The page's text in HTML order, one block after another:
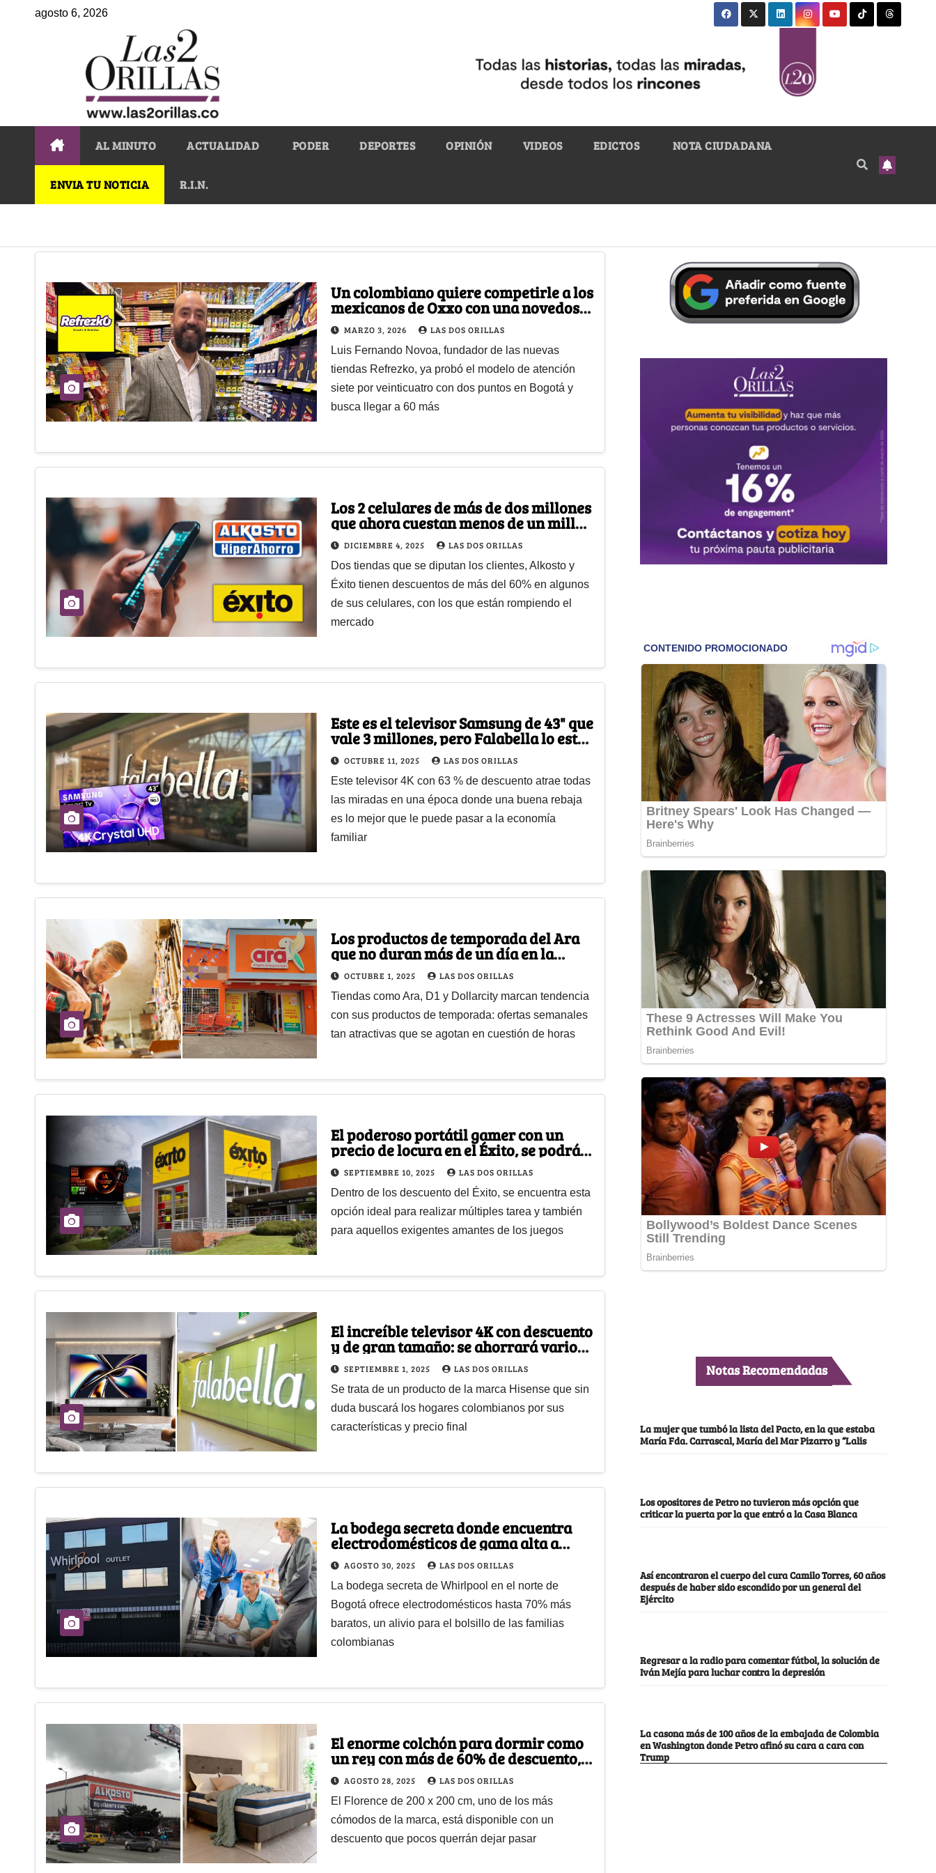
agosto 6, 2026
AL MINUTO ACTUALIDAD PODER DEPORTES OPINIÓN VIDEOS EDICTOS NOTA CIUDADANA
ENVIA TU NOTICIA R.I.N.
Un colombiano quiere competirle a los
mexicanos de Oxxo con una novedosa
propuesta
MARZO 3, 2026 LAS DOS ORILLAS
Luis Fernando Novoa, fundador de las nuevas
tiendas Refrezko, ya probó el modelo de atención
siete por veinticuatro con dos puntos en Bogotá y
busca llegar a 60 más
Los 2 celulares de más de dos millones
que ahora cuestan menos de un millón
con rebajas del %60
DICIEMBRE 4, 2025 LAS DOS ORILLAS
Dos tiendas que se diputan los clientes, Alkosto y
Éxito tienen descuentos de más del 60% en algunos
de sus celulares, con los que están rompiendo el
mercado
Este es el televisor Samsung de 43" que
vale 3 millones, pero Falabella lo está
dejando en $1 millón
OCTUBRE 11, 2025 LAS DOS ORILLAS
Este televisor 4K con 63 % de descuento atrae todas
las miradas en una época donde una buena rebaja
es lo mejor que le puede pasar a la economía
familiar
Los productos de temporada del Ara
que no duran más de un día en la
tienda
OCTUBRE 1, 2025 LAS DOS ORILLAS
Tiendas como Ara, D1 y Dollarcity marcan tendencia
con sus productos de temporada: ofertas semanales
tan atractivas que se agotan en cuestión de horas
El poderoso portátil gamer con un
precio de locura en el Éxito, se podrá
ahorrar más de 3 millones
SEPTIEMBRE 10, 2025 LAS DOS ORILLAS
Dentro de los descuento del Éxito, se encuentra esta
opción ideal para realizar múltiples tarea y también
para aquellos exigentes amantes de los juegos
El increíble televisor 4K con descuento
y de gran tamaño: se ahorrará varios
millones en su compra
SEPTIEMBRE 1, 2025 LAS DOS ORILLAS
Se trata de un producto de la marca Hisense que sin
duda buscará los hogares colombianos por sus
características y precio final
La bodega secreta donde encuentra
electrodomésticos de gama alta a
precios muy bajos
AGOSTO 30, 2025 LAS DOS ORILLAS
La bodega secreta de Whirlpool en el norte de
Bogotá ofrece electrodomésticos hasta 70% más
baratos, un alivio para el bolsillo de las familias
colombianas
El enorme colchón para dormir como
un rey con más de 60% de descuento,
se ahorrará un buen dinero
AGOSTO 28, 2025 LAS DOS ORILLAS
El Florence de 200 x 200 cm, uno de los más
cómodos de la marca, está disponible con un
descuento que pocos querrán dejar pasar
Notas Recomendadas
La mujer que tumbó la lista del Pacto, en la que estaba
María Fda. Carrascal, María del Mar Pizarro y “Lalis
Los opositores de Petro no tuvieron más opción que
criticar la puerta por la que entró a la Casa Blanca
Así encontraron el cuerpo del cura Camilo Torres, 60 años
después de haber sido escondido por un general del
Ejército
Regresar a la radio para comentar fútbol, la solución de
Iván Mejía para luchar contra la depresión
La casona más de 100 años de la embajada de Colombia
en Washington donde Petro afinó su cara a cara con
Trump